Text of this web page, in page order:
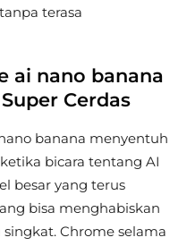
terasa
ai nano banana
Cerdas
banana menyentuh
bicara tentang AI
besar yang terus
bisa menghabiskan
Chrome selama